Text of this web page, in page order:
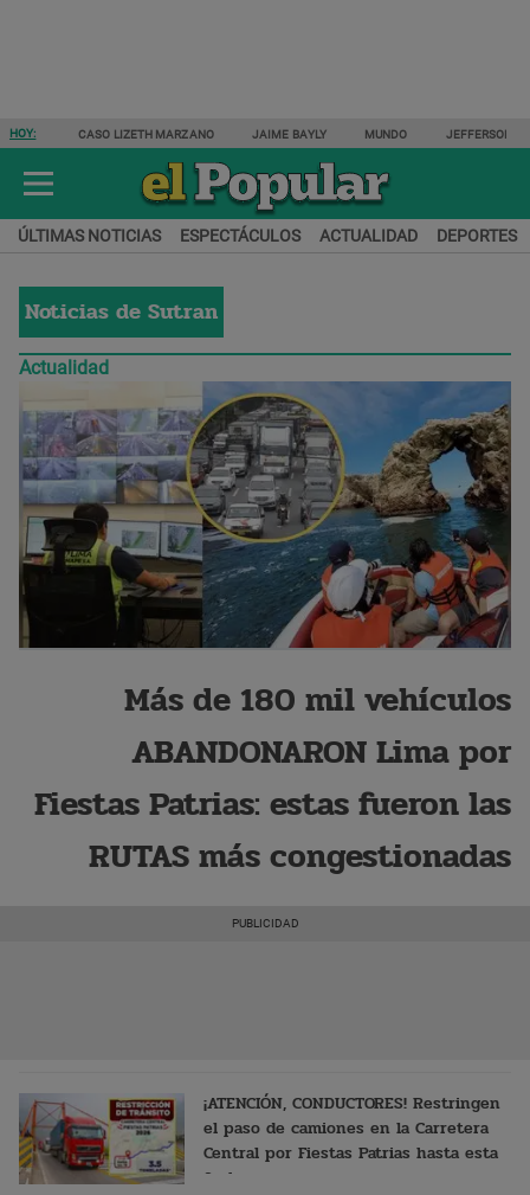
HOY: CASO LIZETH MARZANO JAIME BAYLY MUNDO JEFFERSON
ÚLTIMAS NOTICIAS ESPECTÁCULOS ACTUALIDAD DEPORTES
Noticias de Sutran
Actualidad
Más de 180 mil vehículos
ABANDONARON Lima por
Fiestas Patrias: estas fueron las
RUTAS más congestionadas
¡ATENCIÓN, CONDUCTORES! Restringen
el paso de camiones en la Carretera
Central por Fiestas Patrias hasta esta
fecha